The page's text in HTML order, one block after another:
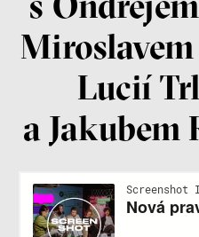
Lucií
a Jakubem